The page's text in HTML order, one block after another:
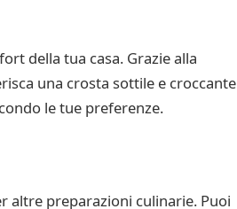
della tua casa. Grazie alla
una crosta sottile e croccante
le tue preferenze.
altre preparazioni culinarie. Puoi